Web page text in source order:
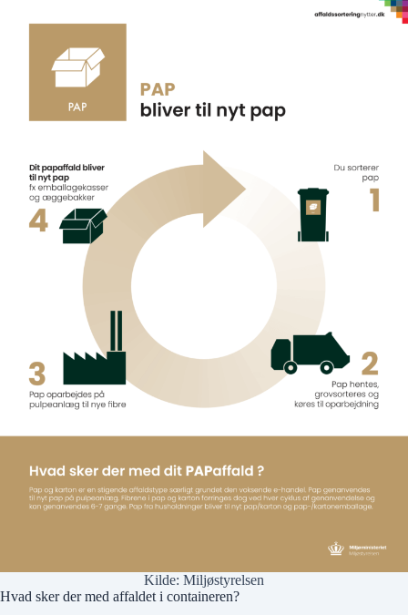
Kilde: Miljøstyrelsen
Hvad sker der med affaldet i containeren?